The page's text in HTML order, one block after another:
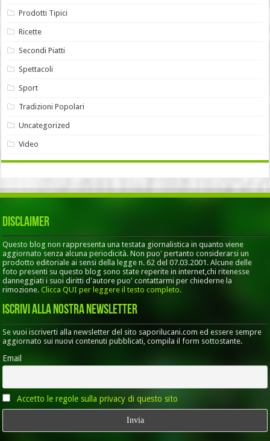
Prodotti Tipici
Ricette
Secondi Piatti
Spettacoli
Sport
Tradizioni Popolari
Uncategorized
Video
Disclaimer
Questo blog non rappresenta una testata giornalistica in quanto viene
aggiornato senza alcuna periodicità. Non puo' pertanto considerarsi un
prodotto editoriale ai sensi della legge n. 62 del 07.03.2001. Alcune delle
foto presenti su questo blog sono state reperite in internet,chi ritenesse
danneggiati i suoi diritti d'autore puo' contattarmi per chiederne la
rimozione.Clicca QUI per leggere il testo completo.
Iscrivi alla nostra Newsletter
Se vuoi iscriverti alla newsletter del sito saporilucani.com ed essere sempre
aggiornato sui nuovi contenuti pubblicati, compila il form sottostante.
Email
Accetto le regole sulla privacy di questo sito